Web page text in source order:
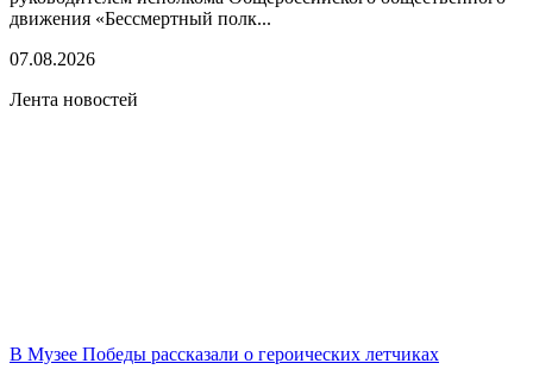
движения «Бессмертный полк...
07.08.2026
Лента новостей
В Музее Победы рассказали о героических летчиках